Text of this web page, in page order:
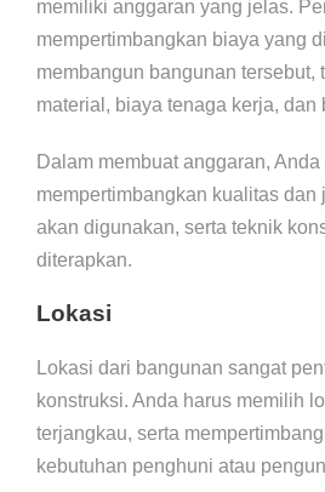
memiliki anggaran yang jelas.
mempertimbangkan biaya yang
membangun bangunan tersebut,
material, biaya tenaga kerja, dan
Dalam membuat anggaran, Anda
mempertimbangkan kualitas dan
akan digunakan, serta teknik
diterapkan.
Lokasi
Lokasi dari bangunan sangat
konstruksi. Anda harus memilih
terjangkau, serta
kebutuhan penghuni atau